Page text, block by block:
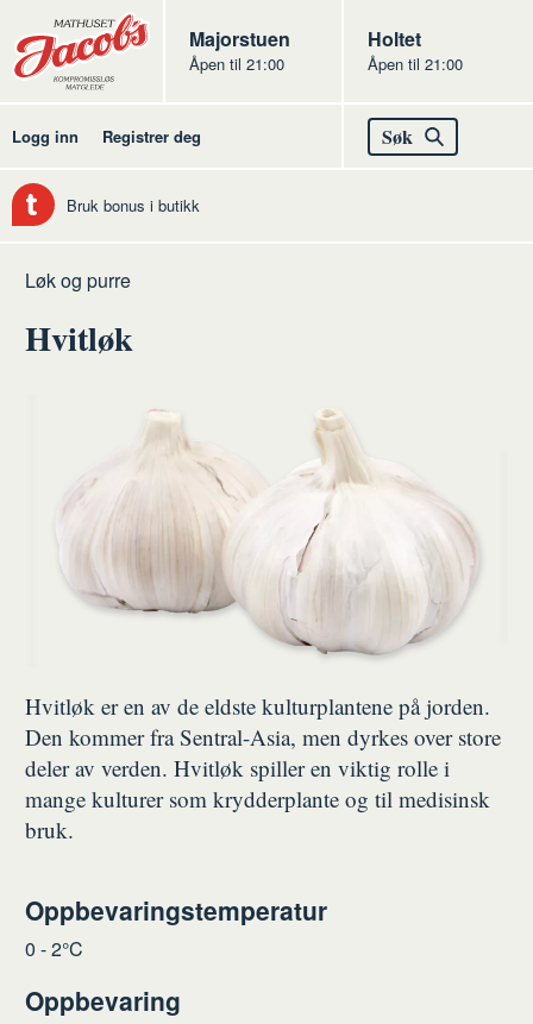
Butikker
Jacobs
Majorstuen
Åpen til 21:00
Jacobs
Holtet
Åpen til 21:00
Logg inn Registrer deg Søk
Bruk bonus i butikk
Hjem
Frukt
grønt
Råvarer
og
grønt
Grønnsaker
Løk og purre
Hvitløk
Hvitløk er en av de eldste kulturplantene på jorden.
Den kommer fra Sentral-Asia, men dyrkes over store
deler av verden. Hvitløk spiller en viktig rolle i
mange kulturer som krydderplante og til medisinsk
bruk.
Oppbevaringstemperatur
0 - 2°C
Oppbevaring